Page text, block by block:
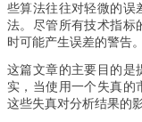
些算法往往对轻微的误
法。尽管所有技术指标
时可能产生误差的警告。
这篇文章的主要目的是
实，当使用一个失真的
这些失真对分析结果的